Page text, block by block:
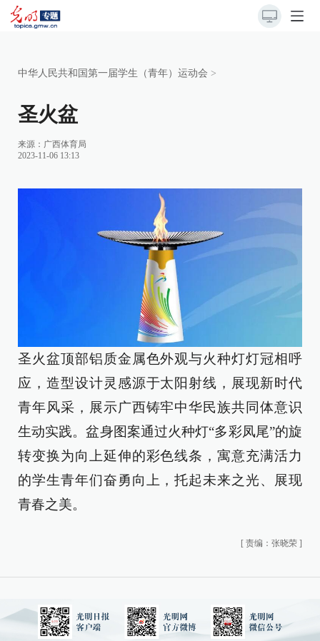
中华人民共和国第一届学生（青年）运动会 >
圣火盆
来源：广西体育局
2023-11-06 13:13
圣火盆顶部铝质金属色外观与火种灯灯冠相呼
应，造型设计灵感源于太阳射线，展现新时代
青年风采，展示广西铸牢中华民族共同体意识
生动实践。盆身图案通过火种灯“多彩凤尾”的旋
转变换为向上延伸的彩色线条，寓意充满活力
的学生青年们奋勇向上，托起未来之光、展现
青春之美。
[ 责编：张晓荣 ]